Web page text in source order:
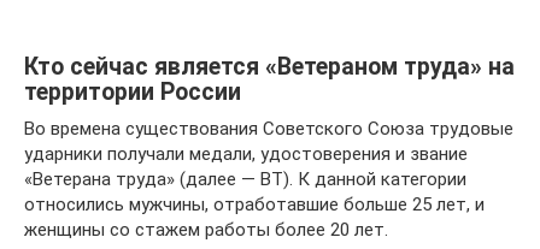
Кто сейчас является «Ветераном труда» на
территории России
Во времена существования Советского Союза трудовые
ударники получали медали, удостоверения и звание
«Ветерана труда» (далее — ВТ). К данной категории
относились мужчины, отработавшие больше 25 лет, и
женщины со стажем работы более 20 лет.